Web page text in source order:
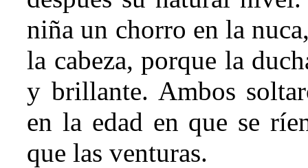
niña un chorro en la
la cabeza, porque la
y brillante. Ambos
en la edad en que se
que las venturas.